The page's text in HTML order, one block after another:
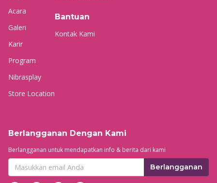
Acara
Galeri
Karir
Program
Nibrasplay
Store Location
Bantuan
Kontak Kami
Berlangganan Dengan Kami
Berlangganan untuk mendapatkan info & berita dari kami
Berlangganan